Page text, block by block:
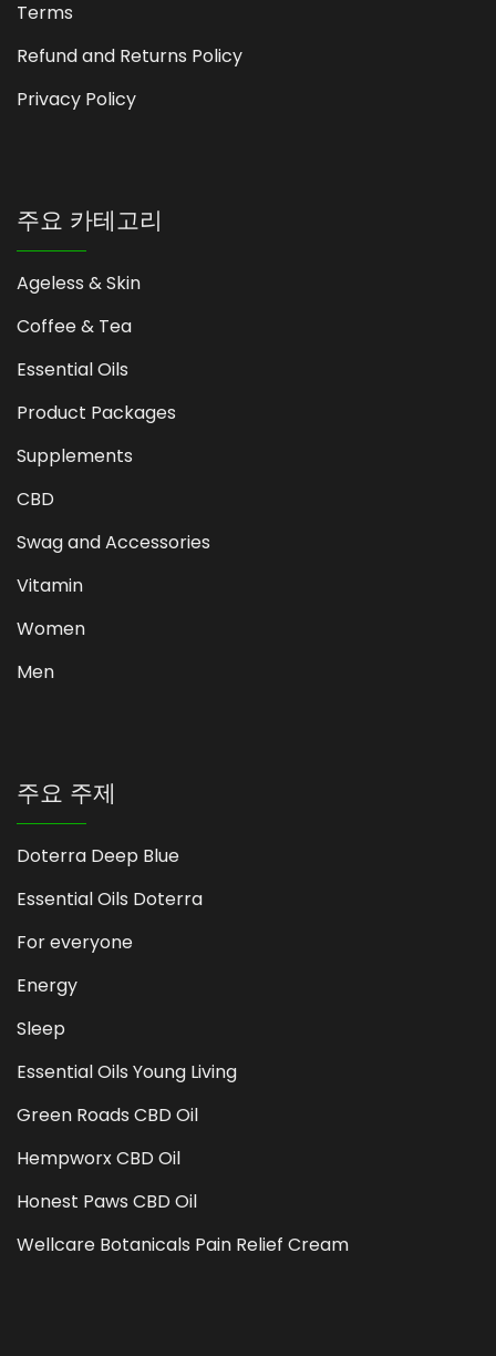
Terms
Refund and Returns Policy
Privacy Policy
주요 카테고리
Ageless & Skin
Coffee & Tea
Essential Oils
Product Packages
Supplements
CBD
Swag and Accessories
Vitamin
Women
Men
주요 주제
Doterra Deep Blue
Essential Oils Doterra
For everyone
Energy
Sleep
Essential Oils Young Living
Green Roads CBD Oil
Hempworx CBD Oil
Honest Paws CBD Oil
Wellcare Botanicals Pain Relief Cream